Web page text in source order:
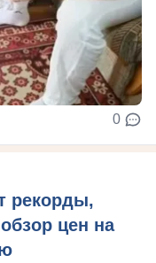
0
рекорды,
цен на